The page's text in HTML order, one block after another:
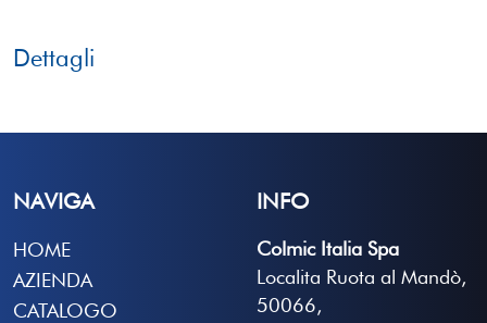
Dettagli
NAVIGA
HOME
AZIENDA
CATALOGO
INFO
Colmic Italia Spa
Localita Ruota al Mandò,
50066,